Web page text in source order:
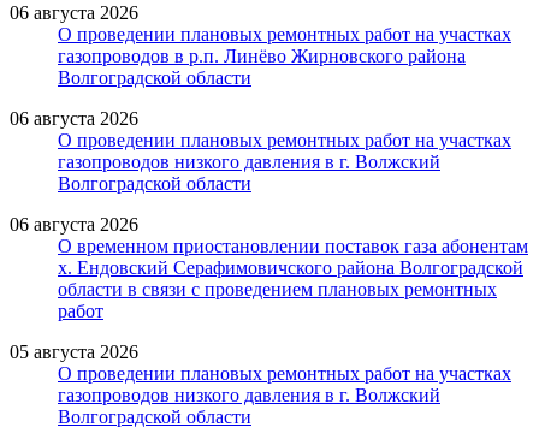
06 августа 2026
О проведении плановых ремонтных работ на участках
газопроводов в р.п. Линёво Жирновского района
Волгоградской области
06 августа 2026
О проведении плановых ремонтных работ на участках
газопроводов низкого давления в г. Волжский
Волгоградской области
06 августа 2026
О временном приостановлении поставок газа абонентам
х. Ендовский Серафимовичского района Волгоградской
области в связи с проведением плановых ремонтных
работ
05 августа 2026
О проведении плановых ремонтных работ на участках
газопроводов низкого давления в г. Волжский
Волгоградской области